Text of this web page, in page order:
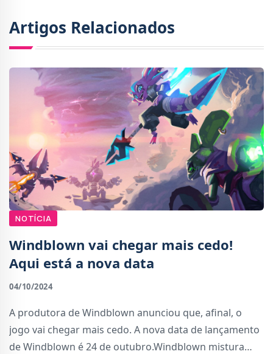
Artigos Relacionados
NOTÍCIA
Windblown vai chegar mais cedo!
Aqui está a nova data
04/10/2024
A produtora de Windblown anunciou que, afinal, o
jogo vai chegar mais cedo. A nova data de lançamento
de Windblown é 24 de outubro.Windblown mistura